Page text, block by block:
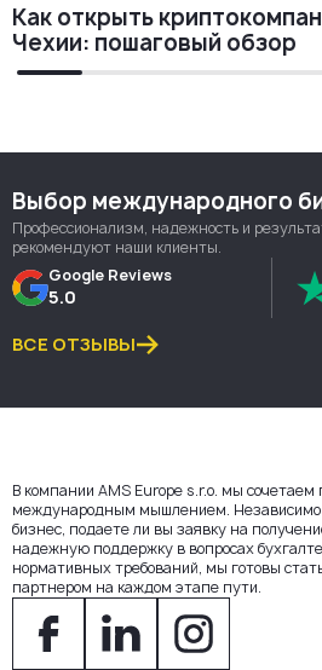
Как открыть
Чехии: пошаговый обзор
Выбор международного
Профессионализм, надежность и
рекомендуют наши клиенты.
Google Reviews
5.0
ВСЕ ОТЗЫВЫ
В компании AMS Europe s.r.o. мы сочетаем
международным мышлением. Независимо
бизнес, подаете ли вы заявку на
надежную поддержку в вопросах
нормативных требований, мы готовы
партнером на каждом этапе пути.